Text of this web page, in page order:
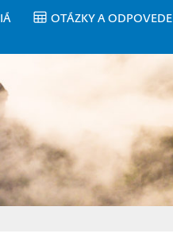
OTÁZKY A ODPOVEDE